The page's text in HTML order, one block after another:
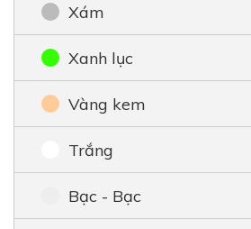
Xám
Xanh lục
Vàng kem
Trắng
Bạc - Bạc